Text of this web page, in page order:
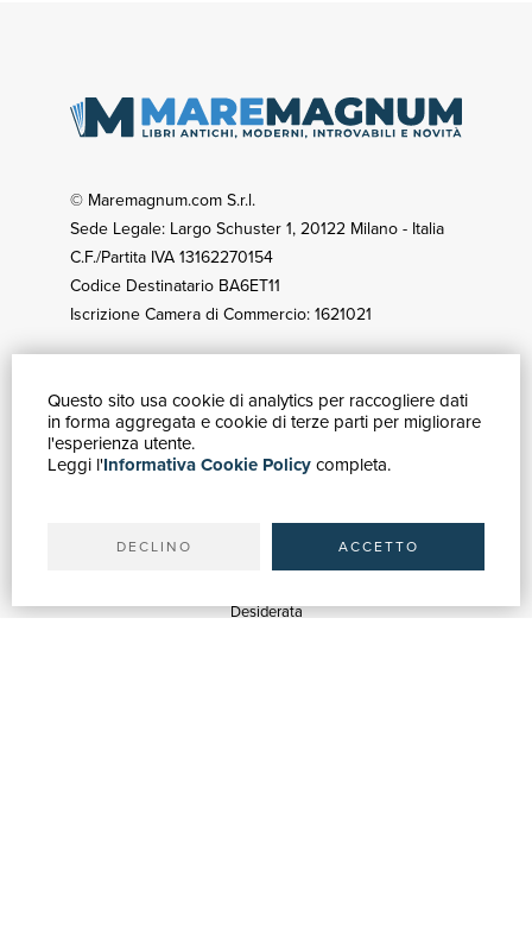
Questo sito usa cookie di analytics per raccogliere dati
in forma aggregata e cookie di terze parti per migliorare
l'esperienza utente.
Leggi l'Informativa Cookie Policycompleta.
DECLINO ACCETTO
© Maremagnum.com S.r.l.
Sede Legale: Largo Schuster 1, 20122 Milano - Italia
C.F./Partita IVA 13162270154
Codice Destinatario BA6ET11
Iscrizione Camera di Commercio: 1621021
GUIDA ACQUISTI
Catalogo
Ricerca avanzata
Spedizioni
Desiderata